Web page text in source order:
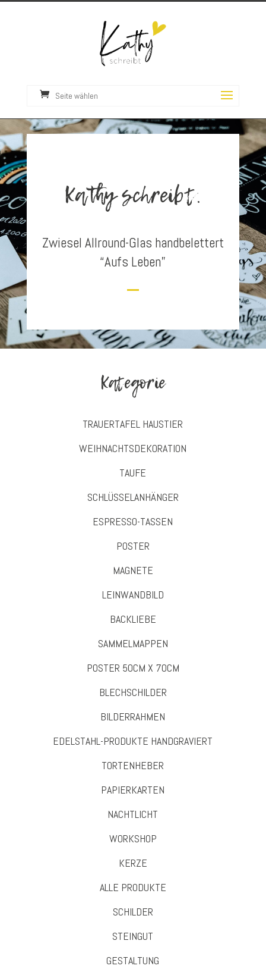
Seite wählen
Kathy schreibt.
Zwiesel Allround-Glas handbelettert
“Aufs Leben”
Kategorie
TRAUERTAFEL HAUSTIER
WEIHNACHTSDEKORATION
TAUFE
SCHLÜSSELANHÄNGER
ESPRESSO-TASSEN
POSTER
MAGNETE
LEINWANDBILD
BACKLIEBE
SAMMELMAPPEN
POSTER 50CM X 70CM
BLECHSCHILDER
BILDERRAHMEN
EDELSTAHL-PRODUKTE HANDGRAVIERT
TORTENHEBER
PAPIERKARTEN
NACHTLICHT
WORKSHOP
KERZE
ALLE PRODUKTE
SCHILDER
STEINGUT
GESTALTUNG